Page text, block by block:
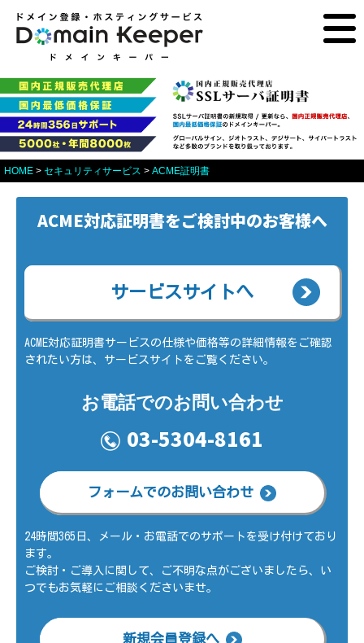
HOME > セキュリティサービス > ACME証明書
ACME対応証明書をご検討中のお客様へ
S
ー
バ
サービスサイトへ
ACME対応証明書サービスの仕様や価格等の詳細情報をご確認
されたい方は、サービスサイトをご覧ください。
お電話でのお問い合わせ
03-5304-8161
フォームでのお問い合わせ
24時間365日、メール・お電話でのサポートを受け付けており
ます。
ご検討・ご導入に関して、ご不明な点がございましたら、い
つでもお気軽にご相談くださいませ。
新規会員登録へ